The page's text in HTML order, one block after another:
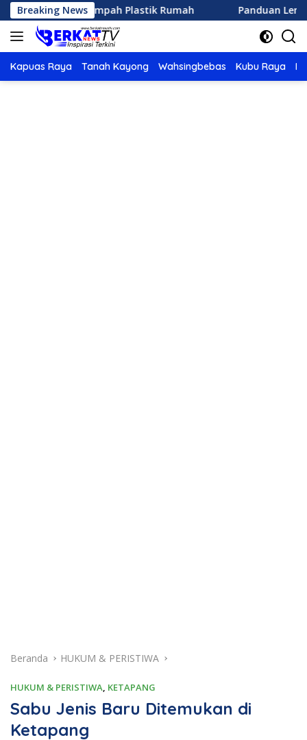
Langsung
ke
konten
Breaking News
Sampah Plastik Rumah Panduan Lengkap
Kapuas Raya Tanah Kayong Wahsingbebas Kubu Raya
Beranda HUKUM & PERISTIWA
HUKUM & PERISTIWA, KETAPANG
Sabu Jenis Baru Ditemukan di
Ketapang